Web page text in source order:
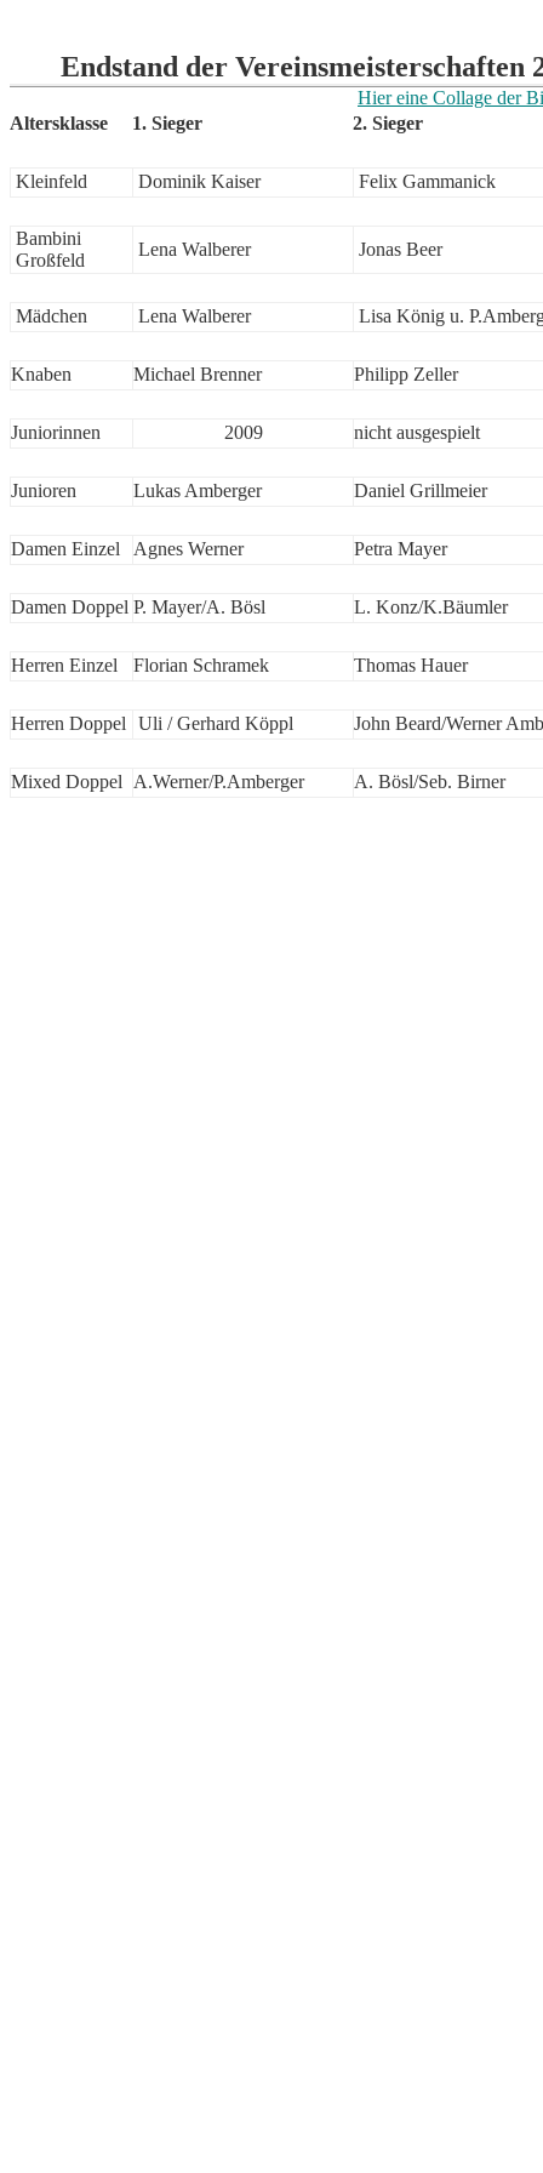
Endstand der Vereinsmeisterschaften
Hier eine Collage der
Altersklasse
1. Sieger 2. Sieger
Kleinfeld Dominik Kaiser Felix Gammanick
Bambini
Großfeld
Lena Walberer Jonas Beer
Mädchen Lena Walberer Lisa König u.
Knaben Michael Brenner Philipp Zeller
Juniorinnen 2009 nicht ausgespielt
Junioren Lukas Amberger Daniel Grillmeier
Damen Einzel Agnes Werner Petra Mayer
Damen Doppel P. Mayer/A. Bösl L. Konz/K.Bäumler
Herren Einzel Florian Schramek Thomas Hauer
Herren Doppel Uli / Gerhard Köppl John Beard/Werner
Mixed Doppel A.Werner/P.Amberger A. Bösl/Seb. Birner